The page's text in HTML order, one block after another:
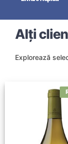
Alți
Explorează